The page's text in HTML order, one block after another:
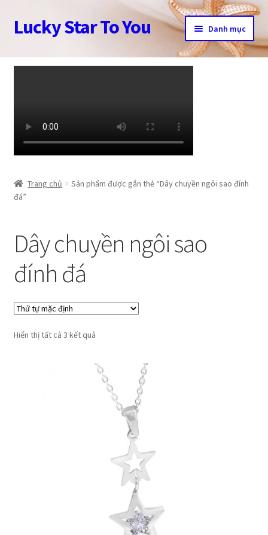
Đi
đến
hướng
Chuyển
đến
dung
Lucky Star To You Danh mục
Trang chủ
Cửa hàng
Tài khoản
Trang chủ
Sản phẩm được gắn thẻ “Dây chuyền ngôi sao đính
đá”
Dây chuyền ngôi sao
đính đá
Hiển thị tất cả 3 kết quả